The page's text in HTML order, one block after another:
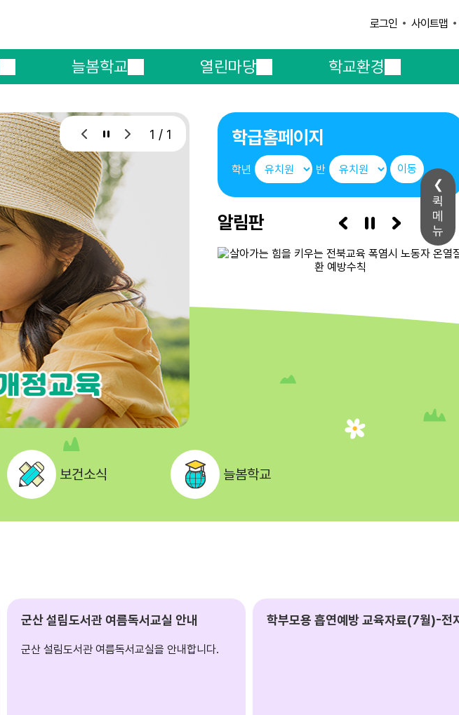
퀵
메
뉴
로그인 사이트맵
늘봄학교 열린마당 학교환경
1 / 1 학급홈페이지
학년 반
알림판 3/7
보건소식 늘봄학교
군산 설림도서관 여름독서교실 안내
군산 설림도서관 여름독서교실을 안내합니다.